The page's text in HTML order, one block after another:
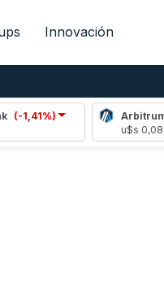
Innovación
(-1,41%)
Arbitrum
u$s 0,08